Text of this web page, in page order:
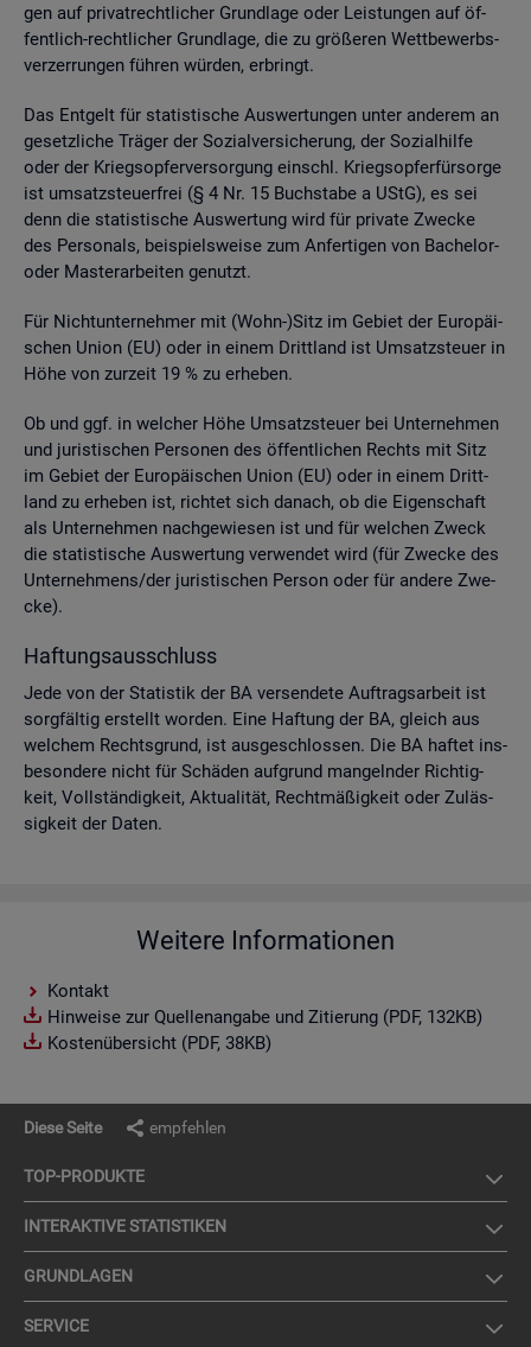
gen auf pri­vat­recht­li­cher Grund­la­ge oder Leis­tun­gen auf öf­
fent­lich-recht­li­cher Grund­la­ge, die zu grö­ße­ren Wett­be­werbs­
ver­zer­run­gen füh­ren wür­den, er­bringt.
Das Ent­gelt für sta­tis­ti­sche Aus­wer­tun­gen unter an­de­rem an
ge­setz­li­che Trä­ger der So­zi­al­ver­si­che­rung, der So­zi­al­hil­fe
oder der Kriegs­op­fer­ver­sor­gung einschl. Kriegs­op­fer­für­sor­ge
ist um­satz­steu­er­frei (§ 4 Nr. 15 Buch­sta­be a UStG), es sei
denn die sta­tis­ti­sche Aus­wer­tung wird für pri­va­te Zwe­cke
des Per­so­nals, bei­spiels­wei­se zum An­fer­ti­gen von Ba­che­lor-
oder Mas­ter­ar­bei­ten ge­nutzt.
Für Nicht­un­ter­neh­mer mit (Wohn-)Sitz im Ge­biet der Eu­ro­päi­
schen Union (EU) oder in einem Dritt­land ist Um­satz­steu­er in
Höhe von zur­zeit 19 % zu er­he­ben.
Ob und ggf. in wel­cher Höhe Um­satz­steu­er bei Un­ter­neh­men
und ju­ris­ti­schen Per­so­nen des öf­fent­li­chen Rechts mit Sitz
im Ge­biet der Eu­ro­päi­schen Union (EU) oder in einem Dritt­
land zu er­he­ben ist, rich­tet sich da­nach, ob die Ei­gen­schaft
als Un­ter­neh­men nach­ge­wie­sen ist und für wel­chen Zweck
die sta­tis­ti­sche Aus­wer­tung ver­wen­det wird (für Zwe­cke des
Un­ter­neh­mens/der ju­ris­ti­schen Per­son oder für an­de­re Zwe­
cke).
Haf­tungs­aus­schluss
Jede von der Sta­tis­tik der BA ver­sen­de­te Auf­trags­ar­beit ist
sorg­fäl­tig er­stellt wor­den. Eine Haf­tung der BA, gleich aus
wel­chem Rechts­grund, ist aus­ge­schlos­sen. Die BA haf­tet ins­
be­son­de­re nicht für Schä­den auf­grund man­geln­der Rich­tig­
keit, Voll­stän­dig­keit, Ak­tua­li­tät, Recht­mä­ßig­keit oder Zu­läs­
sig­keit der Daten.
Weitere Informationen
Kontakt
Hinweise zur Quellenangabe und Zitierung (PDF, 132KB)
Kostenübersicht (PDF, 38KB)
Diese Seite empfehlen
TOP-PRO­DUK­TE
IN­TER­AK­TI­VE STA­TIS­TI­KEN
GRUND­LA­GEN
SER­VICE